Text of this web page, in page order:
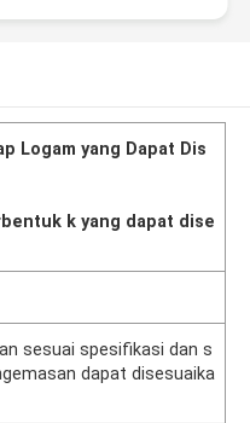
Logam yang Dapat Dis
k yang dapat dise
sesuai spesifikasi dan s
dapat disesuaika